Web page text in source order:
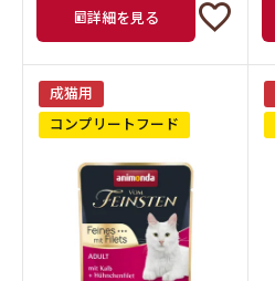
詳細を見る
成猫用
コンプリートフード